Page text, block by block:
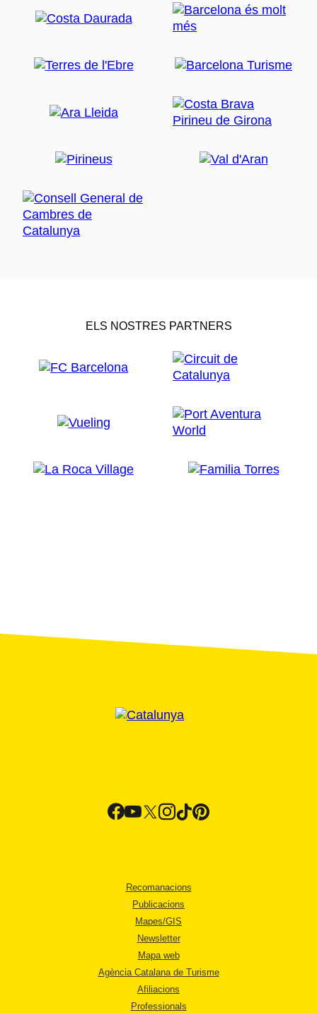
ELS NOSTRES PARTNERS
Recomanacions
Publicacions
Mapes/GIS
Newsletter
Mapa web
Agència Catalana de Turisme
Afiliacions
Professionals